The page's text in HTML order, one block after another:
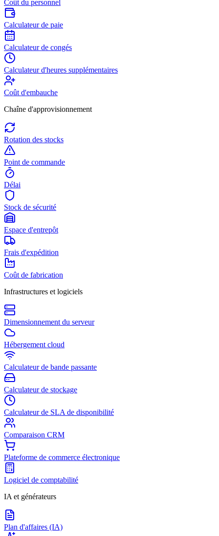
Coût du personnel
Calculateur de paie
Calculateur de congés
Calculateur d'heures supplémentaires
Coût d'embauche
Chaîne d'approvisionnement
Rotation des stocks
Point de commande
Délai
Stock de sécurité
Espace d'entrepôt
Frais d'expédition
Coût de fabrication
Infrastructures et logiciels
Dimensionnement du serveur
Hébergement cloud
Calculateur de bande passante
Calculateur de stockage
Calculateur de SLA de disponibilité
Comparaison CRM
Plateforme de commerce électronique
Logiciel de comptabilité
IA et générateurs
Plan d'affaires (IA)